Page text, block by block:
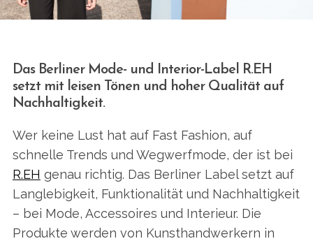
Das Berliner Mode- und Interior-Label R.EH
setzt mit leisen Tönen und hoher Qualität auf
Nachhaltigkeit.
Wer keine Lust hat auf Fast Fashion, auf
schnelle Trends und Wegwerfmode, der ist bei
R.EH genau richtig. Das Berliner Label setzt auf
Langlebigkeit, Funktionalität und Nachhaltigkeit
– bei Mode, Accessoires und Interieur. Die
Produkte werden von Kunsthandwerkern in